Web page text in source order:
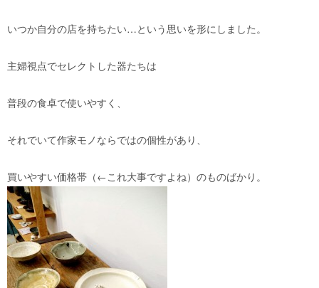
いつか自分の店を持ちたい…という思いを形にしました。
主婦視点でセレクトした器たちは
普段の食卓で使いやすく、
それでいて作家モノならではの個性があり、
買いやすい価格帯（←これ大事ですよね）のものばかり。